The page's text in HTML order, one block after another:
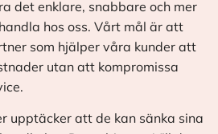
det enklare, snabbare och mer
hos oss. Vårt mål är att
som hjälper våra kunder att
utan att kompromissa
upptäcker att de kan sänka sina